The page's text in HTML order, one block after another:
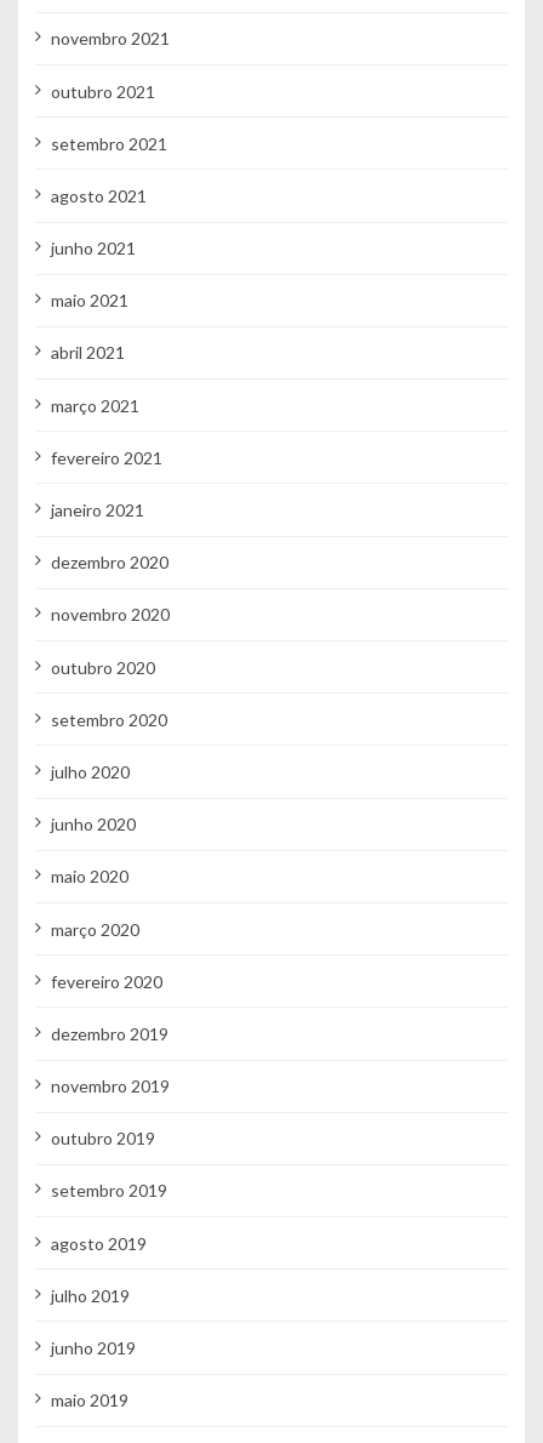
novembro 2021
outubro 2021
setembro 2021
agosto 2021
junho 2021
maio 2021
abril 2021
março 2021
fevereiro 2021
janeiro 2021
dezembro 2020
novembro 2020
outubro 2020
setembro 2020
julho 2020
junho 2020
maio 2020
março 2020
fevereiro 2020
dezembro 2019
novembro 2019
outubro 2019
setembro 2019
agosto 2019
julho 2019
junho 2019
maio 2019